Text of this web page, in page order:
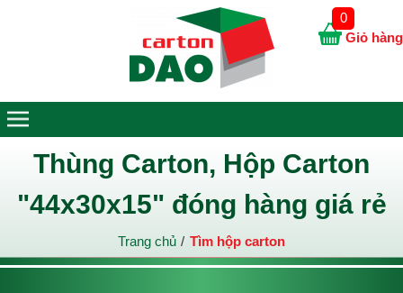
Thùng Carton, Hộp Carton
"44x30x15" đóng hàng giá rẻ
Trang chủ Tìm hộp carton
Giỏ hàng
0